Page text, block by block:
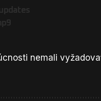
nemali